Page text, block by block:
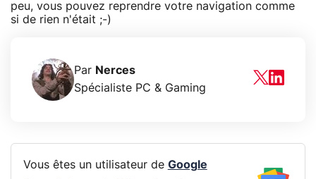
peu, vous pouvez reprendre votre navigation comme
si de rien n'était ;-)
Par Nerces
Spécialiste PC & Gaming
Vous êtes un utilisateur de Google